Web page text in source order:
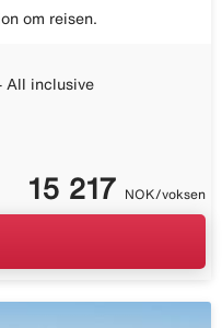
om reisen.
All inclusive
15 217 NOK/voksen